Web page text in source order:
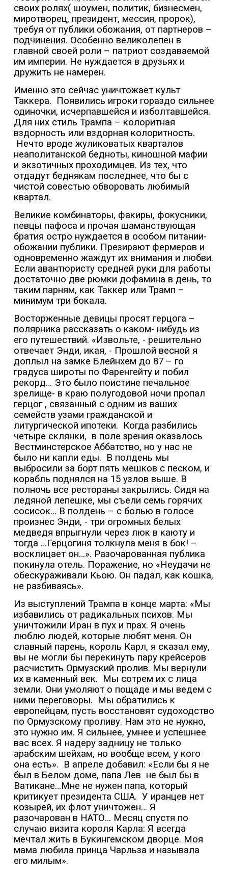
своих ролях( шоумен, политик, бизнесмен,
миротворец, президент, мессия, пророк),
требуя от публики обожания, от партнеров –
подчинения. Особенно великолепен в
главной своей роли – патриот создаваемой
им империи. Не нуждается в друзьях и
дружить не намерен.
Именно это сейчас уничтожает культ
Таккера. Появились игроки гораздо сильнее
одиночки, исчерпавшейся и изболтавшейся.
Для них стиль Трампа – колоритная
вздорность или вздорная колоритность.
Нечто вроде жуликоватых кварталов
неаполитанской бедноты, киношной мафии
и экзотичных проходимцев. Из тех, что
отдадут беднякам последнее, что бы с
чистой совестью обворовать любимый
квартал.
Великие комбинаторы, факиры, фокусники,
певцы пафоса и прочая шаманствующая
братия остро нуждается в особом питании-
обожании публики. Презирают фермеров и
одновременно жаждут их внимания и любви.
Если авантюристу средней руки для работы
достаточно две рюмки дофамина в день, то
таким парням, как Таккер или Трамп –
минимум три бокала.
Восторженные девицы просят герцога –
полярника рассказать о каком- нибудь из
его путешествий. «Извольте, - решительно
отвечает Энди, икая, - Прошлой весной я
доплыл на замке Блейнхем до 87 – го
градуса широты по Фаренгейту и побил
рекорд… Это было поистине печальное
зрелище- в краю полугодовой ночи пропал
герцог , связанный с одним из ваших
семейств узами гражданской и
литургической ипотеки. Когда разбились
четыре склянки, в поле зрения оказалось
Вестминстерское Аббатство, но у нас не
было ни капли еды. В полдень мы
выбросили за борт пять мешков с песком, и
корабль поднялся на 15 узлов выше. В
полночь все рестораны закрылись. Сидя на
ледяной лепешке, мы съели семь горячих
сосисок… В полдень – с болью в голосе
произнес Энди, - три огромных белых
медведя впрыгнули через люк в каюту и
тогда …Герцогиня толкнула меня в бок! –
восклицает он…». Разочарованная публика
покинула отель. Поражение, но «Неудачи не
обескураживали Кьою. Он падал, как кошка,
не разбиваясь».
Из выступлений Трампа в конце марта: «Мы
избавились от радикальных психов. Мы
уничтожили Иран в пух и прах. Я очень
люблю людей, которые любят меня. Он
славный парень, король Карл, я сказал ему,
вы не могли бы перекинуть пару крейсеров
расчистить Ормузский пролив. Мы вернули
их в каменный век. Мы сотрем их с лица
земли. Они умоляют о пощаде и мы ведем с
ними переговоры. Мы обратились к
европейцам, пусть восстановят судоходство
по Ормузскому проливу. Нам это не нужно,
это нужно им. Я сильнее, умнее и успешнее
вас всех. Я надеру задницу не только
арабским шейхам, но вообще всем, у кого
она есть». В апреле добавил: «Если бы я не
был в Белом доме, папа Лев не был бы в
Ватикане…Мне не нужен папа, который
критикует президента США. У иранцев нет
козырей, их флот уничтожен… Я
разочарован в НАТО… Месяц спустя по
случаю визита короля Карла: Я всегда
мечтал жить в Букингемском дворце. Моя
мама любила принца Чарльза и называла
его милым».